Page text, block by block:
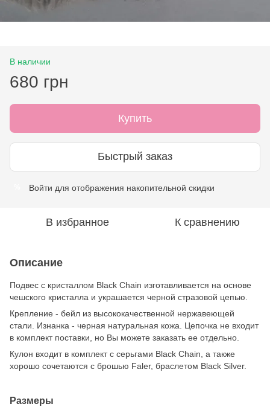
В наличии
680 грн
Купить
Быстрый заказ
Войти для отображения накопительной скидки
В избранное К сравнению
Описание
Подвес с кристаллом Black Chain изготавливается на основе
чешского кристалла и украшается черной стразовой цепью.
Крепление - бейл из высококачественной нержавеющей
стали. Изнанка - черная натуральная кожа. Цепочка не входит
в комплект поставки, но Вы можете заказать ее отдельно.
Кулон входит в комплект с серьгами Black Chain, а также
хорошо сочетаются с брошью Faler, браслетом Black Silver.
Размеры